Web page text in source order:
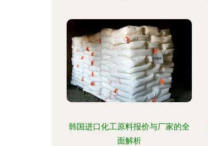
韩国进口化工原料报价与厂家的全
面解析